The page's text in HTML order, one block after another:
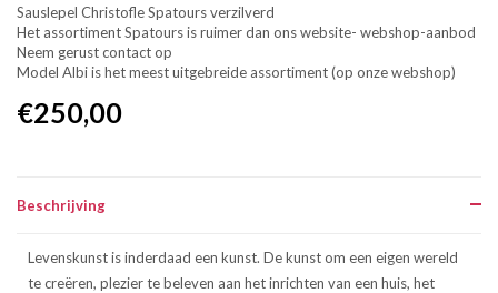
Sauslepel Christofle Spatours verzilverd
Het assortiment Spatours is ruimer dan ons website- webshop-aanbod
Neem gerust contact op
Model Albi is het meest uitgebreide assortiment (op onze webshop)
€250,00
Beschrijving
Levenskunst is inderdaad een kunst. De kunst om een eigen wereld
te creëren, plezier te beleven aan het inrichten van een huis, het